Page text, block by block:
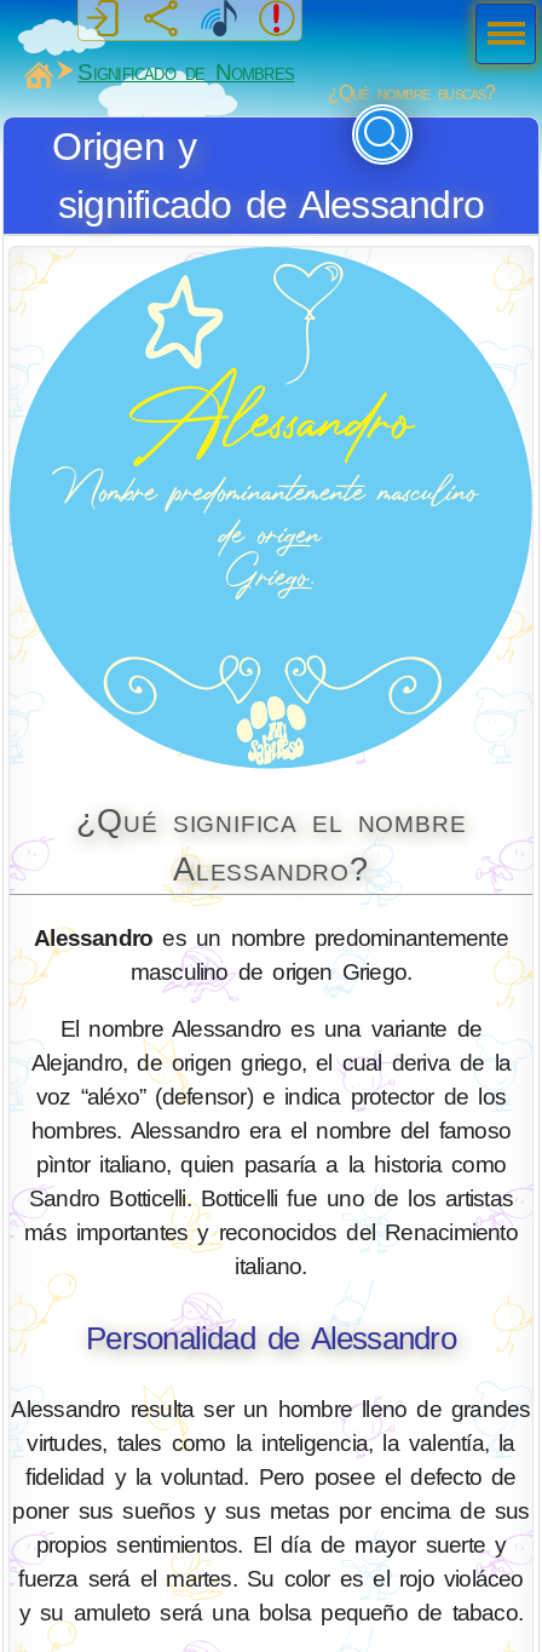
MiSabueso
Significado de Nombres
¿Qué nombre buscas?
Origen y
significado de Alessandro
¿Qué significa el nombre
Alessandro?
Alessandro es un nombre predominantemente
masculino de origen Griego.
El nombre Alessandro es una variante de
Alejandro, de origen griego, el cual deriva de la
voz “aléxo” (defensor) e indica protector de los
hombres. Alessandro era el nombre del famoso
pìntor italiano, quien pasaría a la historia como
Sandro Botticelli. Botticelli fue uno de los artistas
más importantes y reconocidos del Renacimiento
italiano.
Personalidad de Alessandro
Alessandro resulta ser un hombre lleno de grandes
virtudes, tales como la inteligencia, la valentía, la
fidelidad y la voluntad. Pero posee el defecto de
poner sus sueños y sus metas por encima de sus
propios sentimientos. El día de mayor suerte y
fuerza será el martes. Su color es el rojo violáceo
y su amuleto será una bolsa pequeño de tabaco.
Men
ú